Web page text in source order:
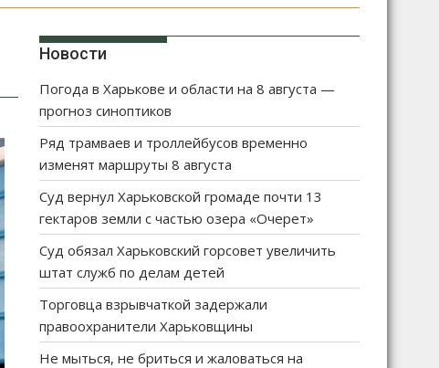
Новости
Погода в Харькове и области на 8 августа —
прогноз синоптиков
Ряд трамваев и троллейбусов временно
изменят маршруты 8 августа
Суд вернул Харьковской громаде почти 13
гектаров земли с частью озера «Очерет»
Суд обязал Харьковский горсовет увеличить
штат служб по делам детей
Торговца взрывчаткой задержали
правоохранители Харьковщины
Не мыться, не бриться и жаловаться на